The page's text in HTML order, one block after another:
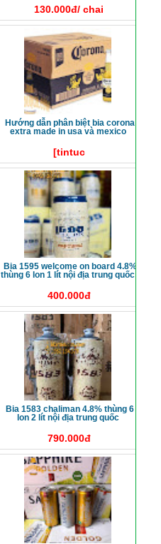
130.000đ/ chai
hướng dẫn phân biệt bia corona
extra made in usa và mexico
[tintuc
bia 1595 welcome on board 4.8%
thùng 6 lon 1 lít nội địa trung quốc
400.000đ
bia 1583 chaliman 4.8% thùng 6
lon 2 lít nội địa trung quốc
790.000đ